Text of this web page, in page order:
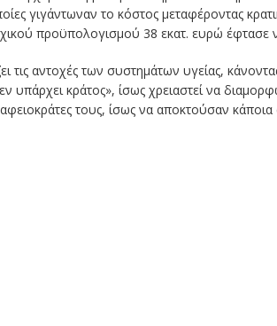
γιγάντωναν το κόστος μεταφέροντας
προϋπολογισμού 38 εκατ. ευρώ έφτασε
τις αντοχές των συστημάτων υγείας,
κράτος», ίσως χρειαστεί να
τους, ίσως να αποκτούσαν κάποια